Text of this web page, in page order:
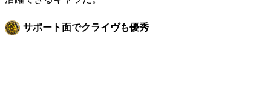
サポート面でクライヴも優秀